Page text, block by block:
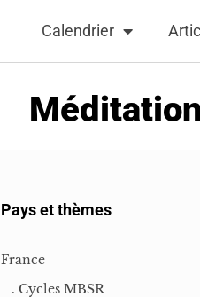
Calendrier
Pays et thèmes
France
. Cycles MBSR